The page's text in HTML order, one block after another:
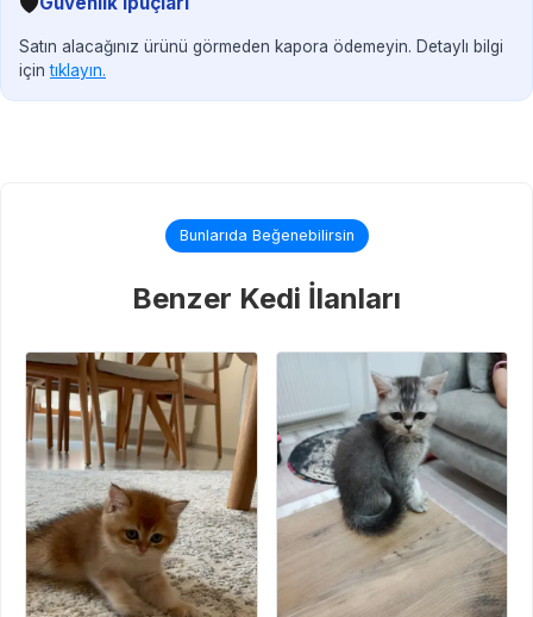
Satın alacağınız ürünü görmeden kapora ödemeyin. Detaylı bilgi
içintıklayın.
Bunlarıda Beğenebilirsin
Benzer Kedi İlanları